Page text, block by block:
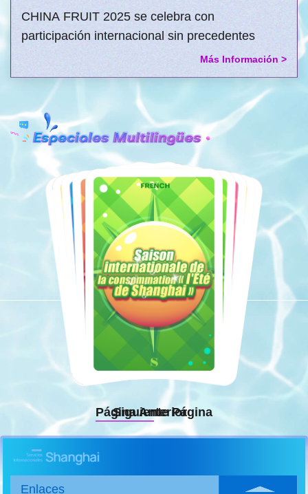
CHINA FRUIT 2025 se celebra con
participación internacional sin precedentes
Más Información >
Siguiente Página
Página Anterior
Enlaces